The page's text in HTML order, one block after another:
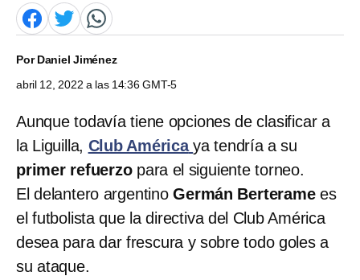
PorDaniel Jiménez
abril 12, 2022 a las 14:36 GMT-5
Aunque todavía tiene opciones de clasificar a
la Liguilla, Club América ya tendría a su
primer refuerzopara el siguiente torneo.
El delantero argentinoGermán Berteramees
el futbolista que la directiva del Club América
desea para dar frescura y sobre todo goles a
su ataque.